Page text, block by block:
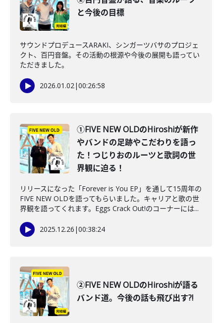
と今後の目標
サウンドプロデュースARAKI、シンガーツバサのプロジェ
クト、百円音盤。その活動の根源や今後の展開も語ってい
ただきました。
2026.01.02|00:26:58
①FIVE NEW OLDのHiroshiが新作
やバンドの足跡やこだわりを語っ
た！つじりおのルーツと歌詞の世
界観に迫る！
リリースになった「Forever is You EP」を通して15周年の
FIVE NEW OLDを語ってもらいました。キャリアと歌の世
界観を語ってくれます。Eggs Crack Out!のコーナーには...
2025.12.26 |00:38:24
②FIVE NEW OLDのHiroshiが語る
バンド道。今後の話も飛び出す?!